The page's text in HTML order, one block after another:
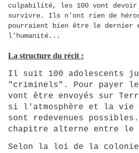
culpabilité, les 100 vont devoir
survivre. Ils n'ont rien de
pourraient bien être le dernier
l'humanité...
La structure du récit :
Il suit 100 adolescents
"criminels". Pour payer
vont être envoyés sur
si l'atmosphère et la vie
sont redevenues possibles.
chapitre alterne entre le
Selon la loi de la